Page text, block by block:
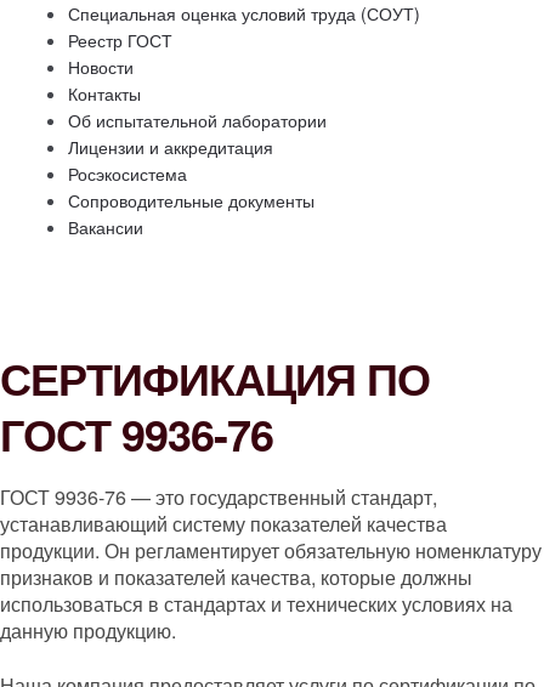
Специальная оценка условий труда (СОУТ)
Реестр ГОСТ
Новости
Контакты
Об испытательной лаборатории
Лицензии и аккредитация
Росэкосистема
Сопроводительные документы
Вакансии
СЕРТИФИКАЦИЯ ПО
ГОСТ 9936-76
ГОСТ 9936-76 — это государственный стандарт,
устанавливающий систему показателей качества
продукции. Он регламентирует обязательную номенклатуру
признаков и показателей качества, которые должны
использоваться в стандартах и технических условиях на
данную продукцию.